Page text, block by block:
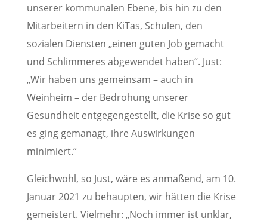
unserer kommunalen Ebene, bis hin zu den
Mitarbeitern in den KiTas, Schulen, den
sozialen Diensten „einen guten Job gemacht
und Schlimmeres abgewendet haben“. Just:
„Wir haben uns gemeinsam – auch in
Weinheim – der Bedrohung unserer
Gesundheit entgegengestellt, die Krise so gut
es ging gemanagt, ihre Auswirkungen
minimiert.“
Gleichwohl, so Just, wäre es anmaßend, am 10.
Januar 2021 zu behaupten, wir hätten die Krise
gemeistert. Vielmehr: „Noch immer ist unklar,